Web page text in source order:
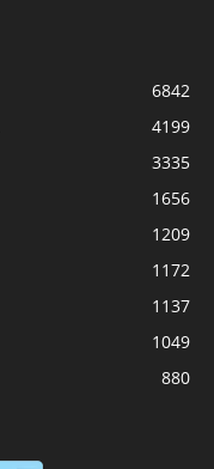
6842
4199
3335
1656
1209
1172
1137
1049
880